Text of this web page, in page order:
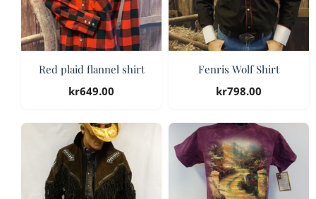
Red plaid flannel shirt
kr649.00
Fenris Wolf Shirt
kr798.00